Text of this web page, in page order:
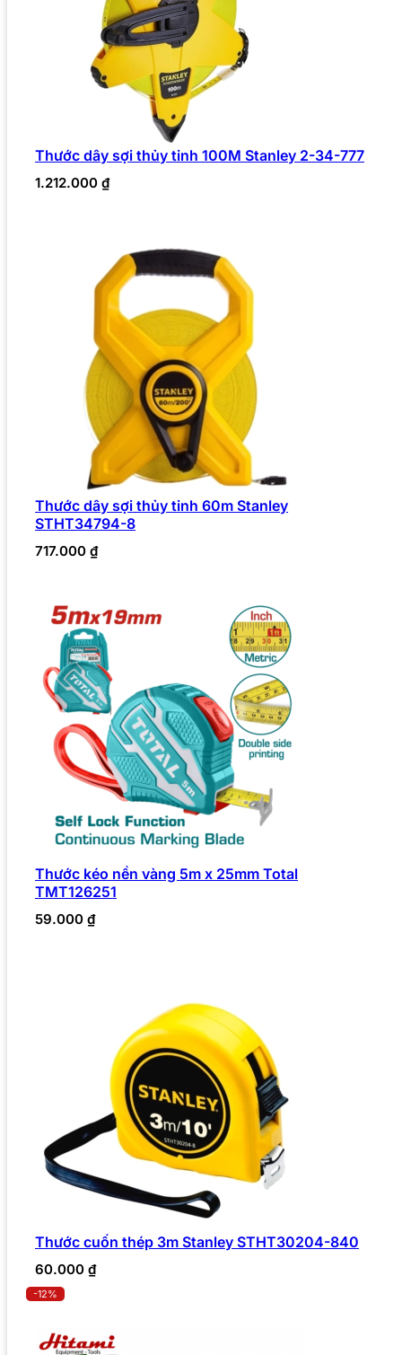
Thước dây sợi thủy tinh 100M Stanley 2-34-777
1.212.000 ₫
Thước dây sợi thủy tinh 60m Stanley
STHT34794-8
717.000 ₫
Thước kéo nền vàng 5m x 25mm Total
TMT126251
59.000 ₫
Thước cuốn thép 3m Stanley STHT30204-840
60.000 ₫
-12%